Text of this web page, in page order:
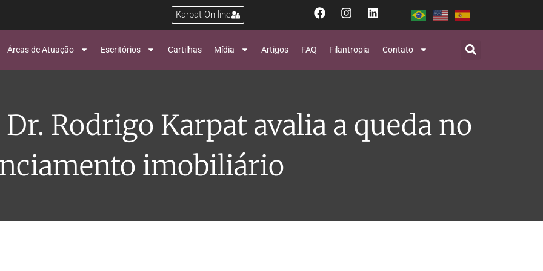
Karpat On-line
Áreas de Atuação Escritórios Cartilhas Mídia Artigos FAQ Filantropia Contato
Rodrigo Karpat avalia a queda no
imobiliário